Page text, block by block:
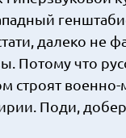
далеко не
Потому что
строят военно-
Поди,